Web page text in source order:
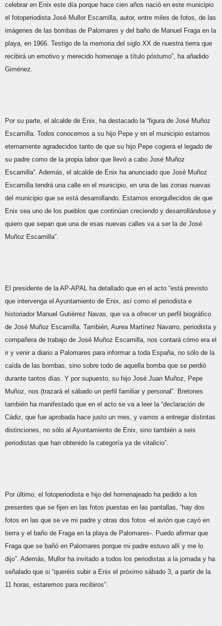
celebrar en Enix este día porque hace cien años nació en este municipio
el fotoperiodista José Mullor Escamilla, autor, entre miles de fotos, de las
imágenes de las bombas de Palomares y del baño de Manuel Fraga en la
playa, en 1966. Testigo de la memoria del siglo XX de nuestra tierra que
recibirá un emotivo y merecido homenaje a título póstumo”, ha añadido
Giménez.
Por su parte, el alcalde de Enix, ha destacado la “figura de José Muñoz
Escamilla. Todos conocemos a su hijo Pepe y en el municipio estamos
eternamente agradecidos tanto de que su hijo Pepe cogiera el legado de
su padre como de la propia labor que llevó a cabo José Muñoz
Escamilla”. Además, el alcalde de Enix ha anunciado que José Muñoz
Escamilla tendrá una calle en el municipio, en una de las zonas nuevas
del municipio que se está desarrollando. Estamos enorgullecidos de que
Enix sea uno de los pueblos que continúan creciendo y desarrollándose y
quiero que sepan que una de esas nuevas calles va a ser la de José
Muñoz Escamilla”.
El presidente de la AP-APAL ha detallado que en el acto “está previsto
que intervenga el Ayuntamiento de Enix, así como el periodista e
historiador Manuel Gutiérrez Navas, que va a ofrecer un perfil biográfico
de José Muñoz Escamilla. También, Aurea Martínez Navarro, periodista y
compañera de trabajo de José Muñoz Escamilla, nos contará cómo era el
ir y venir a diario a Palomares para informar a toda España, no sólo de la
caída de las bombas, sino sobre todo de aquella bomba que se perdió
durante tantos días. Y por supuesto, su hijo José Juan Muñoz, Pepe
Muñoz, nos (trazará el sábado un perfil familiar y personal”. Bretones
también ha manifestado que en el acto se va a leer la “declaración de
Cádiz, que fue aprobada hace justo un mes, y vamos a entregar distintas
distinciones, no sólo al Ayuntamiento de Enix, sino también a seis
periodistas que han obtenido la categoría ya de vitalicio”.
Por último, el fotoperiodista e hijo del homenajeado ha pedido a los
presentes que se fijen en las fotos puestas en las pantallas, “hay dos
fotos en las que se ve mi padre y otras dos fotos -el avión que cayó en
tierra y el baño de Fraga en la playa de Palomares-. Puedo afirmar que
Fraga que se bañó en Palomares porque mi padre estuvo allí y me lo
dijo”. Además, Mullor ha invitado a todos los periodistas a la jornada y ha
señalado que si “queréis subir a Enix el próximo sábado 3, a partir de la
11 horas, estaremos para recibiros”.